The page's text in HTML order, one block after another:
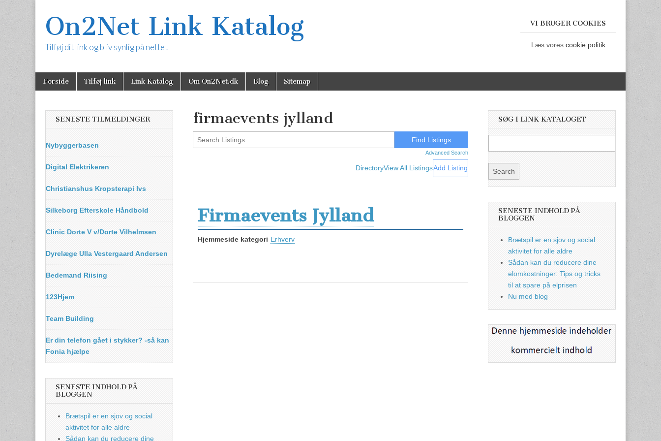
On2Net Link Katalog
Tilføj dit link og bliv synlig på nettet
VI BRUGER COOKIES
Læs vores cookie politik
Main
menu
Skip
Forside Tilføj link Link Katalog Om On2Net.dk Blog Sitemap
firmaevents jylland
Advanced Search
DirectoryView All ListingsAdd Listing
Firmaevents Jylland
Hjemmeside kategori Erhverv
SENESTE TILMELDINGER
Nybyggerbasen
Digital Elektrikeren
Christianshus Kropsterapi Ivs
Silkeborg Efterskole Håndbold
Clinic Dorte V v/Dorte Vilhelmsen
Dyrelæge Ulla Vestergaard Andersen
Bedemand Riising
123Hjem
Team Building
Er din telefon gået i stykker? -så kan
Fonia hjælpe
SENESTE INDHOLD PÅ
BLOGGEN
Brætspil er en sjov og social
aktivitet for alle aldre
Sådan kan du reducere dine
SØG I LINK KATALOGET
SENESTE INDHOLD PÅ
BLOGGEN
Brætspil er en sjov og social
aktivitet for alle aldre
Sådan kan du reducere dine
elomkostninger: Tips og tricks
til at spare på elprisen
Nu med blog